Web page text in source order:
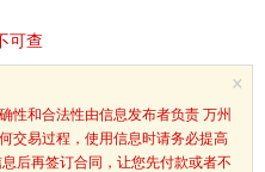
可查
×
性和合法性由信息发布者负责 万州
交易过程，使用信息时请务必提高
后再签订合同，让您先付款或者不